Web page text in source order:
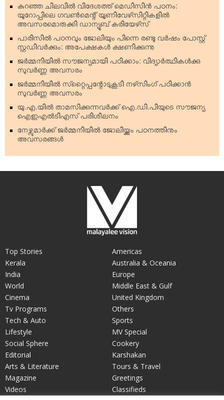
കുറഞ്ഞ ചിലവില്‍ വിദേശത്ത് മെഡിസിന്‍ പഠനം:
യൂറോപ്പിലെ ഗവണ്‍മെന്റ് യൂണിവേഴ്‌സിറ്റികളില്‍
അവസരമൊരുക്കി ഡാന്യൂബ് കരിയേഴ്‌സ്
പാരിസില്‍ പഠനവും ജോലിയും പിന്നെ രണ്ടു വര്‍ഷം പോസ്റ്റ്
സ്റ്റഡിവര്‍ക്കും: അപേക്ഷകള്‍ ക്ഷണിക്കുന്നു
ജര്‍മ്മനിയില്‍ സൗജന്യമായി പഠിക്കാം: വിദ്യാര്‍ത്ഥികള്‍ക്കു
സുവര്‍ണ്ണ അവസരം
ജര്‍മ്മനിയില്‍ സ്‌റ്റൈപ്പന്റോടുകൂടി നഴ്‌സിംഗ് പഠിക്കാന്‍
സുവര്‍ണ്ണ അവസരം
യു.എ.യില്‍ താമസിക്കുന്നവര്‍ക്ക് ഐ.ഡി.പിയുടെ സൗജന്യ
ഐഇഎല്‍ടിഎസ് പരിശീലനം
നേഴ്സുമാര്‍ക്ക് ജര്‍മ്മനിയില്‍ ജോലിയ്ക്കും പഠനത്തിനും
അവസരങ്ങള്‍
Top Stories
Kerala
India
World
Cinema
Tv Programs
Tech & Auto
Americas
Australia & Oceania
Europe
Middle East & Gulf
United Kingdom
Others
Sports
Lifestyle
Social Sphere
Editorial
Arts & Literature
Magazine
Videos
MV Special
Cookery
Karshakan
Tours & Travel
Greetings
Classifieds